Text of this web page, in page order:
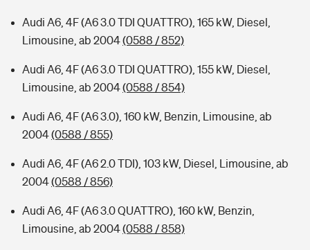
Audi A6, 4F (A6 3.0 TDI QUATTRO), 165 kW, Diesel,
Limousine, ab 2004(0588 / 852)
Audi A6, 4F (A6 3.0 TDI QUATTRO), 155 kW, Diesel,
Limousine, ab 2004(0588 / 854)
Audi A6, 4F (A6 3.0), 160 kW, Benzin, Limousine, ab
2004(0588 / 855)
Audi A6, 4F (A6 2.0 TDI), 103 kW, Diesel, Limousine, ab
2004(0588 / 856)
Audi A6, 4F (A6 3.0 QUATTRO), 160 kW, Benzin,
Limousine, ab 2004(0588 / 858)